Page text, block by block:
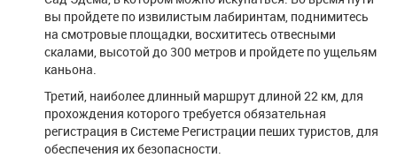
вы пройдете по извилистым лабиринтам, поднимитесь
на смотровые площадки, восхититесь отвесными
скалами, высотой до 300 метров и пройдете по ущельям
каньона.
Третий, наиболее длинный маршрут длиной 22 км, для
прохождения которого требуется обязательная
регистрация в Системе Регистрации пеших туристов, для
обеспечения их безопасности.